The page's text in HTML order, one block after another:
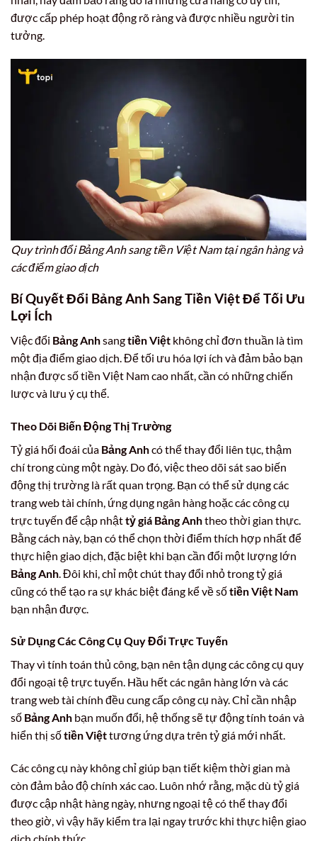
được cấp phép hoạt động rõ ràng và được nhiều người tin
tưởng.
Quy trình đổi Bảng Anh sang tiền Việt Nam tại ngân hàng và
các điểm giao dịch
Bí Quyết Đổi Bảng Anh SangTiền ViệtĐể Tối Ưu
Lợi Ích
Việc đổi Bảng Anhsangtiền Việt không chỉ đơn thuần là tìm
một địa điểm giao dịch. Để tối ưu hóa lợi ích và đảm bảo bạn
nhận được số tiền Việt Nam cao nhất, cần có những chiến
lược và lưu ý cụ thể.
Theo Dõi Biến Động Thị Trường
Tỷ giá hối đoái của Bảng Anhcó thể thay đổi liên tục, thậm
chí trong cùng một ngày. Do đó, việc theo dõi sát sao biến
động thị trường là rất quan trọng. Bạn có thể sử dụng các
trang web tài chính, ứng dụng ngân hàng hoặc các công cụ
trực tuyến để cập nhậttỷ giá Bảng Anhtheo thời gian thực.
Bằng cách này, bạn có thể chọn thời điểm thích hợp nhất để
thực hiện giao dịch, đặc biệt khi bạn cần đổi một lượng lớn
Bảng Anh . Đôi khi, chỉ một chút thay đổi nhỏ trong tỷ giá
cũng có thể tạo ra sự khác biệt đáng kể về sốtiền Việt Nam
bạn nhận được.
Sử Dụng Các Công Cụ Quy Đổi Trực Tuyến
Thay vì tính toán thủ công, bạn nên tận dụng các công cụ quy
đổi ngoại tệ trực tuyến. Hầu hết các ngân hàng lớn và các
trang web tài chính đều cung cấp công cụ này. Chỉ cần nhập
số Bảng Anh bạn muốn đổi, hệ thống sẽ tự động tính toán và
hiển thị sốtiền Việttương ứng dựa trên tỷ giá mới nhất.
Các công cụ này không chỉ giúp bạn tiết kiệm thời gian mà
còn đảm bảo độ chính xác cao. Luôn nhớ rằng, mặc dù tỷ giá
được cập nhật hàng ngày, nhưng ngoại tệ có thể thay đổi
theo giờ, vì vậy hãy kiểm tra lại ngay trước khi thực hiện giao